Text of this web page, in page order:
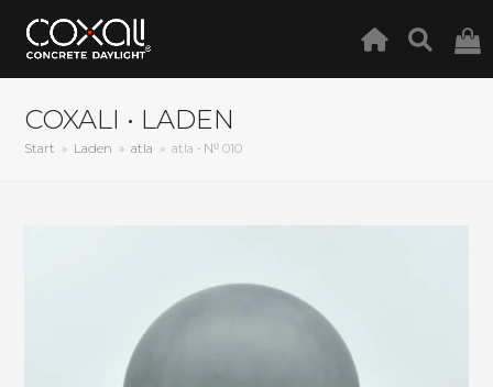
COXALI • LADEN
Start » Laden » atla » atla • № 010